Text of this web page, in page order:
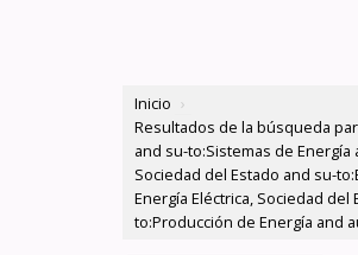
Inicio ›
Resultados de la búsqueda
and su-to:Sistemas de Energía
Sociedad del Estado and su-
Energía Eléctrica, Sociedad
to:Producción de Energía and